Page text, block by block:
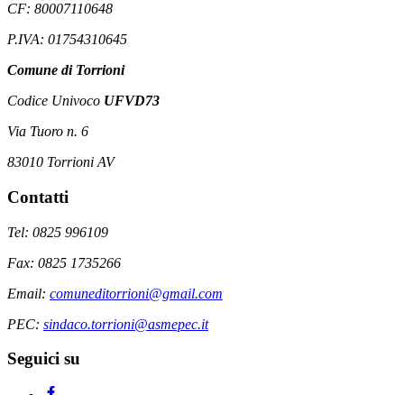
CF: 80007110648
P.IVA: 01754310645
Comune di Torrioni
Codice Univoco UFVD73
Via Tuoro n. 6
83010 Torrioni AV
Contatti
Tel: 0825 996109
Fax: 0825 1735266
Email: comuneditorrioni@gmail.com
PEC: sindaco.torrioni@asmepec.it
Seguici su